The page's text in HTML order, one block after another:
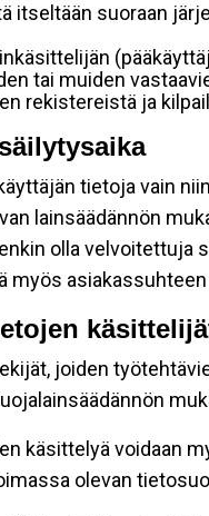
itseltään suoraan
tai muiden
rekistereistä ja
tietoja vain
lainsäädännön
olla velvoitettuja
myös
joiden
käsittelyä voidaan
olevan